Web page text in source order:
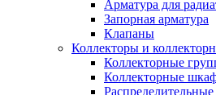
Арматура для
Запорная арматура
Клапаны
Коллекторы и
Коллекторные
Коллекторные